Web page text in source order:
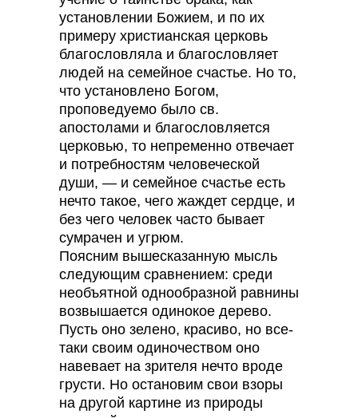
установлении Божием, и по их
примеру христианская церковь
благословляла и благословляет
людей на семейное счастье. Но то,
что установлено Богом,
проповедуемо было св.
апостолами и благословляется
церковью, то непременно отвечает
и потребностям человеческой
души, — и семейное счастье есть
нечто такое, чего жаждет сердце, и
без чего человек часто бывает
сумрачен и угрюм.
Поясним вышесказанную мысль
следующим сравнением: среди
необъятной однообразной равнины
возвышается одинокое дерево.
Пусть оно зелено, красиво, но все-
таки своим одиночеством оно
навевает на зрителя нечто вроде
грусти. Но остановим свои взоры
на другой картине из природы